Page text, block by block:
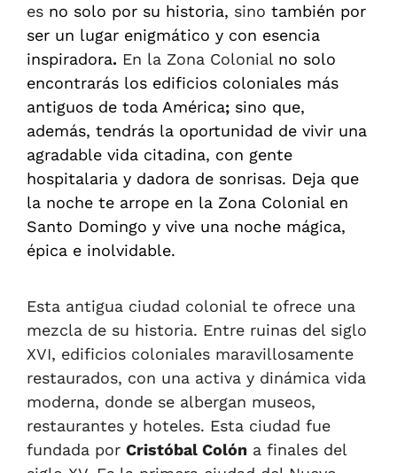
es no solo por su historia, sino también por
ser un lugar enigmático y con esencia
inspiradora. En la Zona Colonial no solo
encontrarás los edificios coloniales más
antiguos de toda América; sino que,
además, tendrás la oportunidad de vivir una
agradable vida citadina, con gente
hospitalaria y dadora de sonrisas. Deja que
la noche te arrope en la Zona Colonial en
Santo Domingo y vive una noche mágica,
épica e inolvidable.
Esta antigua ciudad colonial te ofrece una
mezcla de su historia. Entre ruinas del siglo
XVI, edificios coloniales maravillosamente
restaurados, con una activa y dinámica vida
moderna, donde se albergan museos,
restaurantes y hoteles. Esta ciudad fue
fundada por Cristóbal Colón a finales del